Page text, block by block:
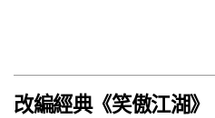
改編經典《笑傲江湖》